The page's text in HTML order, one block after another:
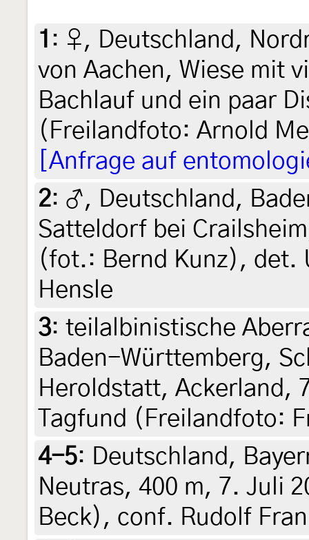
1 : ♀, Deutschland,
von Aachen, Wiese mit
Bachlauf und ein paar
(Freilandfoto: Arnold
[Anfrage auf
2: ♂, Deutschland,
Satteldorf bei
(fot.: Bernd Kunz), det.
Hensle
3: teilalbinistische
Baden-Württemberg,
Heroldstatt, Ackerland,
Tagfund (Freilandfoto:
4-5: Deutschland,
Neutras, 400 m, 7. Juli
Beck), conf. Rudolf